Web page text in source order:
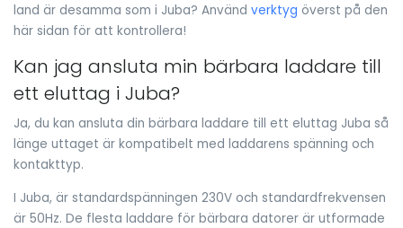
land är desamma som i Juba? Använd verktyg överst på den
här sidan för att kontrollera!
Kan jag ansluta min bärbara laddare till
ett eluttag i Juba?
Ja, du kan ansluta din bärbara laddare till ett eluttag Juba så
länge uttaget är kompatibelt med laddarens spänning och
kontakttyp.
I Juba, är standardspänningen 230V och standardfrekvensen
är 50Hz. De flesta laddare för bärbara datorer är utformade